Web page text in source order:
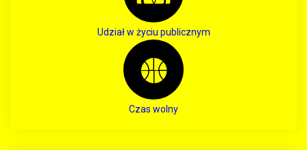
Udział w życiu publicznym
Czas wolny